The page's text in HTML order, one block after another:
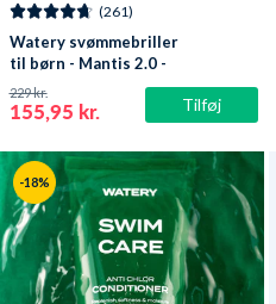
Tilføj
(261)
Watery svømmebriller
til børn - Mantis 2.0 -
Atlantic Pink/klar
155,95 kr.
229 kr.
-18%